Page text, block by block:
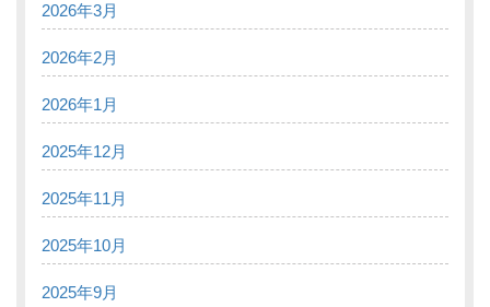
2026年3月
2026年2月
2026年1月
2025年12月
2025年11月
2025年10月
2025年9月